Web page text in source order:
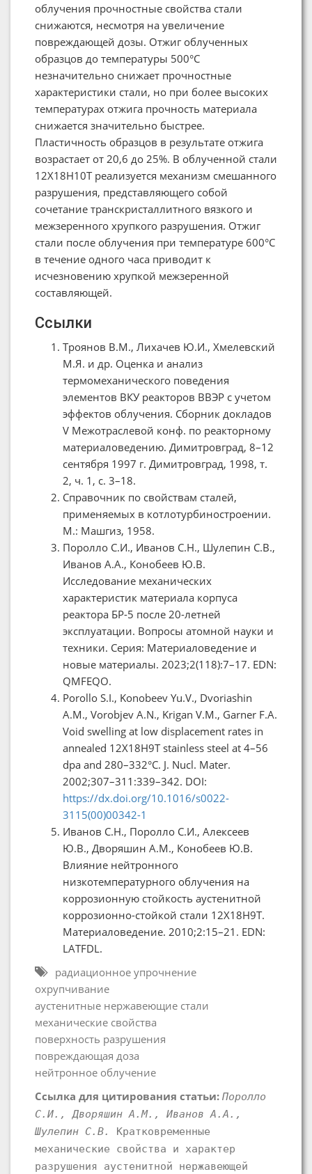
облучения прочностные свойства стали
снижаются, несмотря на увеличение
повреждающей дозы. Отжиг облученных
образцов до температуры 500°С
незначительно снижает прочностные
характеристики стали, но при более высоких
температурах отжига прочность материала
снижается значительно быстрее.
Пластичность образцов в результате отжига
возрастает от 20,6 до 25%. В облученной стали
12Х18Н10Т реализуется механизм смешанного
разрушения, представляющего собой
сочетание транскристаллитного вязкого и
межзеренного хрупкого разрушения. Отжиг
стали после облучения при температуре 600°С
в течение одного часа приводит к
исчезновению хрупкой межзеренной
составляющей.
Ссылки
Троянов В.М., Лихачев Ю.И., Хмелевский
М.Я. и др. Оценка и анализ
термомеханического поведения
элементов ВКУ реакторов ВВЭР с учетом
эффектов облучения. Сборник докладов
V Межотраслевой конф. по реакторному
материаловедению. Димитровград, 8–12
сентября 1997 г. Димитровград, 1998, т.
2, ч. 1, с. 3–18.
Справочник по свойствам сталей,
применяемых в котлотурбиностроении.
М.: Машгиз, 1958.
Поролло С.И., Иванов С.Н., Шулепин С.В.,
Иванов А.А., Конобеев Ю.В.
Исследование механических
характеристик материала корпуса
реактора БР-5 после 20-летней
эксплуатации. Вопросы атомной науки и
техники. Серия: Материаловедение и
новые материалы. 2023;2(118):7–17. EDN:
QMFEQO.
Porollo S.I., Konobeev Yu.V., Dvoriashin
A.M., Vorobjev A.N., Krigan V.M., Garner F.A.
Void swelling at low displacement rates in
annealed 12X18H9T stainless steel at 4–56
dpa and 280–332°C. J. Nucl. Mater.
2002;307–311:339–342. DOI:
https://dx.doi.org/10.1016/s0022-
3115(00)00342-1
Иванов С.Н., Поролло С.И., Алексеев
Ю.В., Дворяшин А.М., Конобеев Ю.В.
Влияние нейтронного
низкотемпературного облучения на
коррозионную стойкость аустенитной
коррозионно-стойкой стали 12Х18Н9Т.
Материаловедение. 2010;2:15–21. EDN:
LATFDL.
радиационное упрочнение
охрупчивание
аустенитные нержавеющие стали
механические свойства
поверхность разрушения
повреждающая доза
нейтронное облучение
Ссылка для цитирования статьи: Поролло
С.И., Дворяшин А.М., Иванов А.А.,
Шулепин С.В.
Кратковременные
механические свойства и характер
разрушения аустенитной нержавеющей